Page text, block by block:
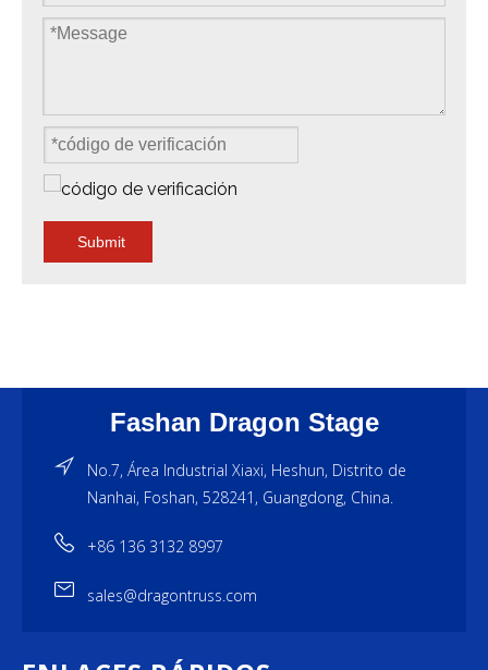
Submit
Fashan Dragon Stage
No.7, Área Industrial Xiaxi, Heshun, Distrito de
Nanhai, Foshan, 528241, Guangdong, China.
+86 136 3132 8997
sales@dragontruss.com